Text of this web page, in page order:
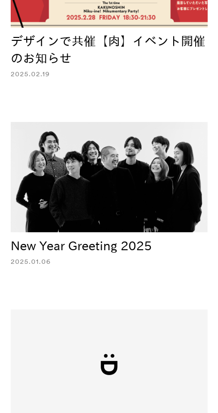
デザインで共催【肉】イベント開催
のお知らせ
2025.02.19
New Year Greeting 2025
2025.01.06